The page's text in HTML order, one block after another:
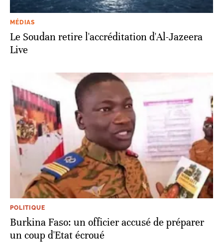
MÉDIAS
Le Soudan retire l'accréditation d'Al-Jazeera
Live
POLITIQUE
Burkina Faso: un officier accusé de préparer
un coup d'Etat écroué